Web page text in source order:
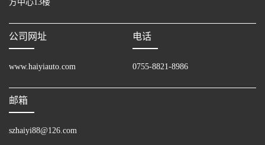
方中心13楼
公司网址
www.haiyiauto.com
电话
0755-8821-8986
邮箱
szhaiyi88@126.com